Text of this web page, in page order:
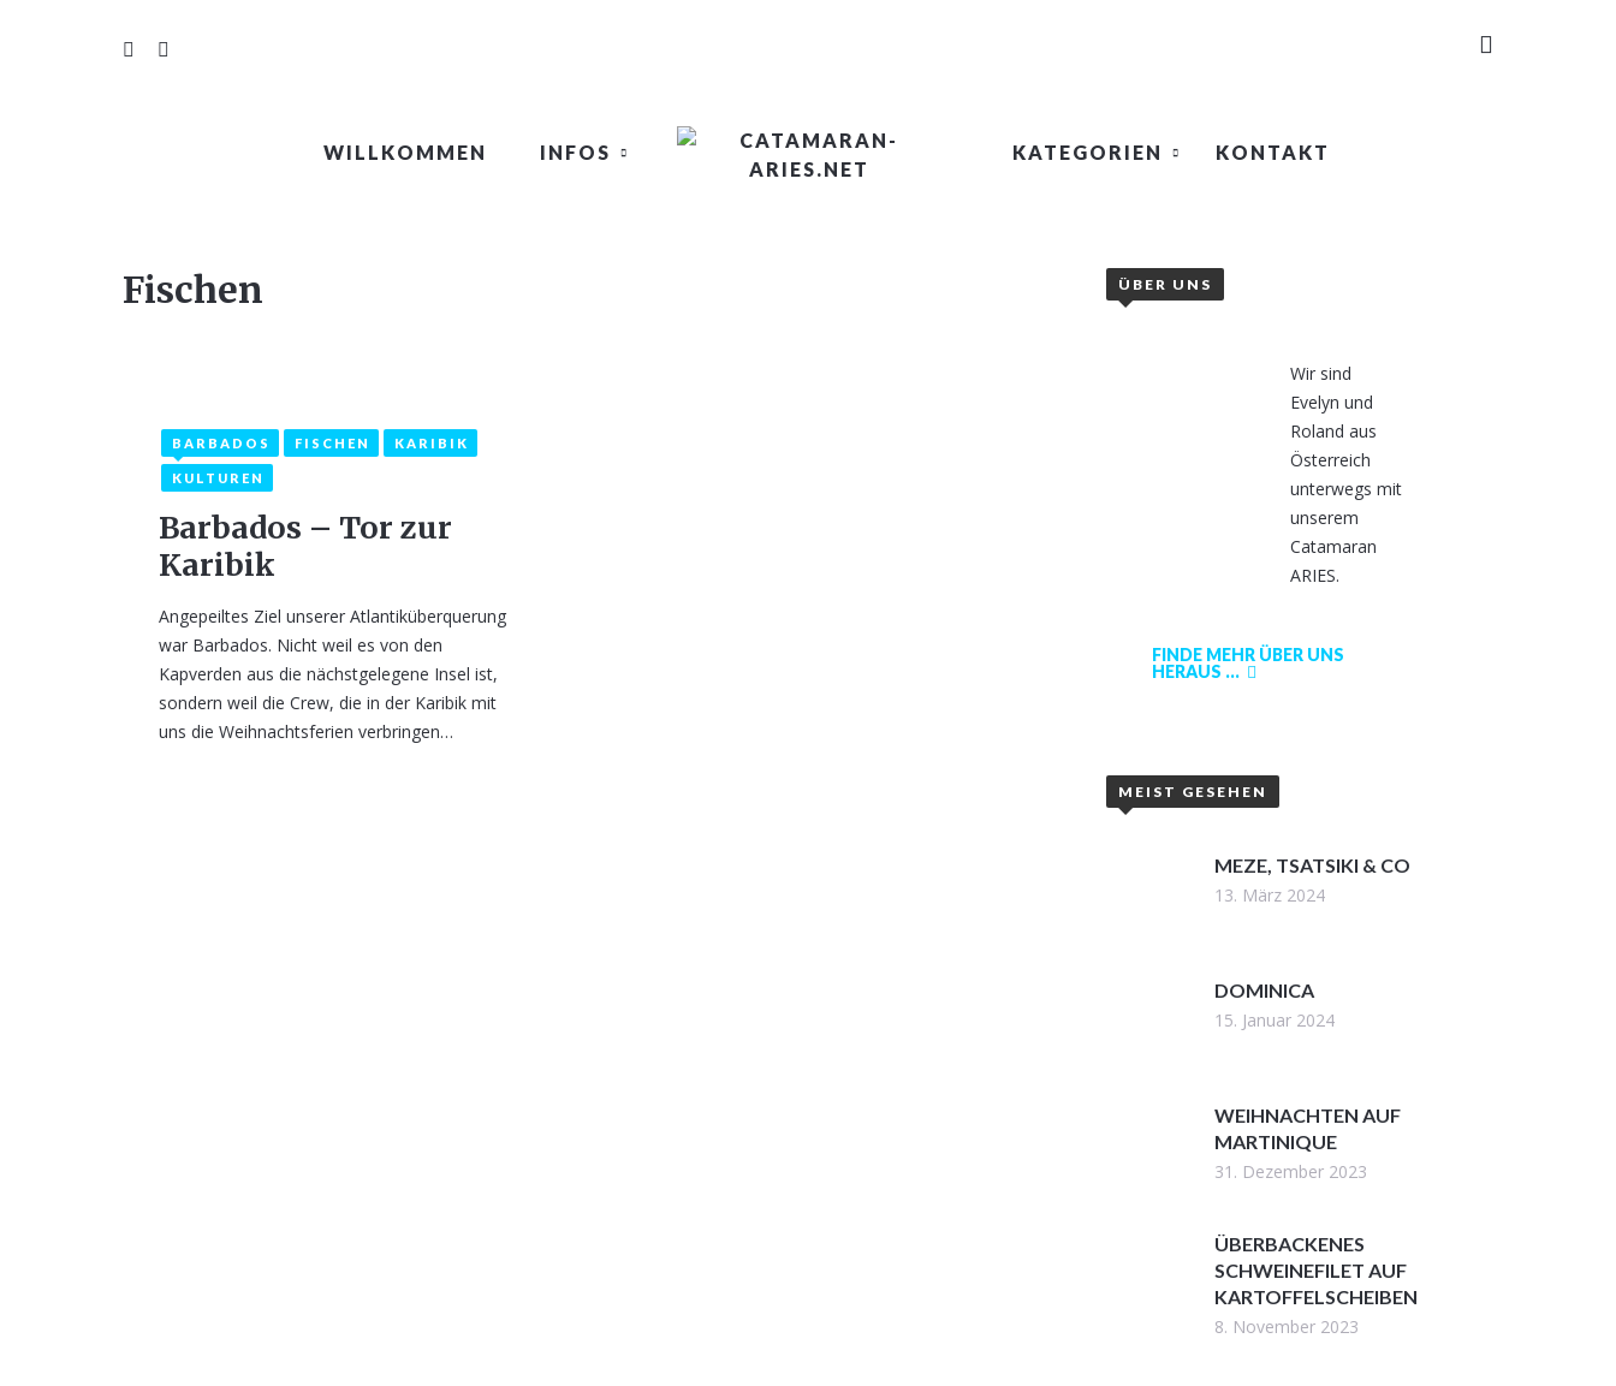
WILLKOMMEN INFOS KATEGORIEN KONTAKT
ÜBER UNS
Wir sind
Evelyn und
Roland aus
Österreich
unterwegs mit
unserem
Catamaran
ARIES.
FINDE MEHR ÜBER UNS
HERAUS ...
MEIST GESEHEN
MEZE, TSATSIKI & CO
13. März 2024
DOMINICA
15. Januar 2024
WEIHNACHTEN AUF
MARTINIQUE
31. Dezember 2023
ÜBERBACKENES
SCHWEINEFILET AUF
KARTOFFELSCHEIBEN
8. November 2023
Fischen
25. Dezember 2022 1
BARBADOS FISCHEN KARIBIK
KULTUREN
Barbados – Tor zur
Karibik
Angepeiltes Ziel unserer Atlantiküberquerung
war Barbados. Nicht weil es von den
Kapverden aus die nächstgelegene Insel ist,
sondern weil die Crew, die in der Karibik mit
uns die Weihnachtsferien verbringen…